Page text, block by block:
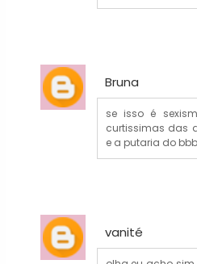
Bruna
se isso é
curtissimas das
e a putaria do
vanité